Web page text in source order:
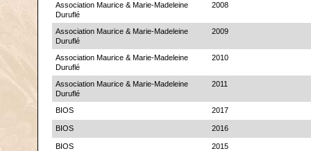
Association Maurice & Marie-Madeleine
Duruflé
2008
Association Maurice & Marie-Madeleine
Duruflé
2009
Association Maurice & Marie-Madeleine
Duruflé
2010
Association Maurice & Marie-Madeleine
Duruflé
2011
BIOS 2017
BIOS 2016
BIOS 2015